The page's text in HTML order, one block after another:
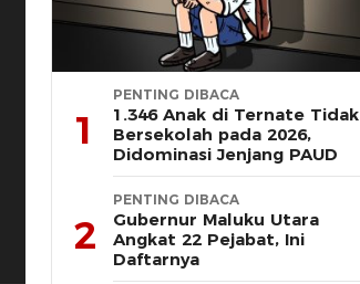
1
PENTING DIBACA
1.346 Anak di Ternate Tidak
Bersekolah pada 2026,
Didominasi Jenjang PAUD
2
PENTING DIBACA
Gubernur Maluku Utara
Angkat 22 Pejabat, Ini
Daftarnya